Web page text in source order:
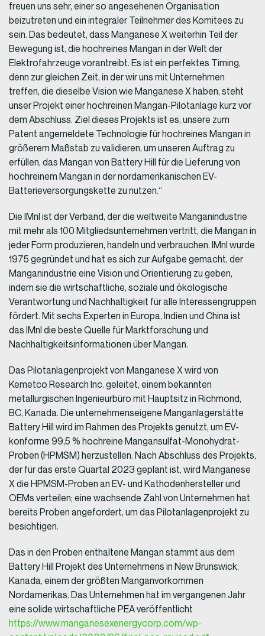
freuen uns sehr, einer so angesehenen Organisation
beizutreten und ein integraler Teilnehmer des Komitees zu
sein. Das bedeutet, dass Manganese X weiterhin Teil der
Bewegung ist, die hochreines Mangan in der Welt der
Elektrofahrzeuge vorantreibt. Es ist ein perfektes Timing,
denn zur gleichen Zeit, in der wir uns mit Unternehmen
treffen, die dieselbe Vision wie Manganese X haben, steht
unser Projekt einer hochreinen Mangan-Pilotanlage kurz vor
dem Abschluss. Ziel dieses Projekts ist es, unsere zum
Patent angemeldete Technologie für hochreines Mangan in
größerem Maßstab zu validieren, um unseren Auftrag zu
erfüllen, das Mangan von Battery Hill für die Lieferung von
hochreinem Mangan in der nordamerikanischen EV-
Batterieversorgungskette zu nutzen.“
Die IMnI ist der Verband, der die weltweite Manganindustrie
mit mehr als 100 Mitgliedsunternehmen vertritt, die Mangan in
jeder Form produzieren, handeln und verbrauchen. IMnI wurde
1975 gegründet und hat es sich zur Aufgabe gemacht, der
Manganindustrie eine Vision und Orientierung zu geben,
indem sie die wirtschaftliche, soziale und ökologische
Verantwortung und Nachhaltigkeit für alle Interessengruppen
fördert. Mit sechs Experten in Europa, Indien und China ist
das IMnI die beste Quelle für Marktforschung und
Nachhaltigkeitsinformationen über Mangan.
Das Pilotanlagenprojekt von Manganese X wird von
Kemetco Research Inc. geleitet, einem bekannten
metallurgischen Ingenieurbüro mit Hauptsitz in Richmond,
BC, Kanada. Die unternehmenseigene Manganlagerstätte
Battery Hill wird im Rahmen des Projekts genutzt, um EV-
konforme 99,5 % hochreine Mangansulfat-Monohydrat-
Proben (HPMSM) herzustellen. Nach Abschluss des Projekts,
der für das erste Quartal 2023 geplant ist, wird Manganese
X die HPMSM-Proben an EV- und Kathodenhersteller und
OEMs verteilen; eine wachsende Zahl von Unternehmen hat
bereits Proben angefordert, um das Pilotanlagenprojekt zu
besichtigen.
Das in den Proben enthaltene Mangan stammt aus dem
Battery Hill Projekt des Unternehmens in New Brunswick,
Kanada, einem der größten Manganvorkommen
Nordamerikas. Das Unternehmen hat im vergangenen Jahr
eine solide wirtschaftliche PEA veröffentlicht
https://www.manganesexenergycorp.com/wp-